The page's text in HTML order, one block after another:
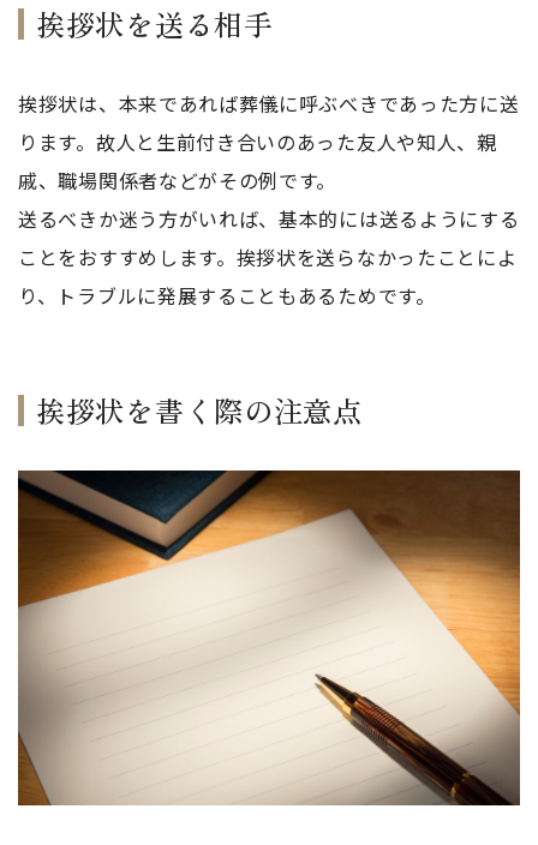
挨拶状を送る相手
挨拶状は、本来であれば葬儀に呼ぶべきであった方に送
ります。故人と生前付き合いのあった友人や知人、親
戚、職場関係者などがその例です。
送るべきか迷う方がいれば、基本的には送るようにする
ことをおすすめします。挨拶状を送らなかったことによ
り、トラブルに発展することもあるためです。
挨拶状を書く際の注意点